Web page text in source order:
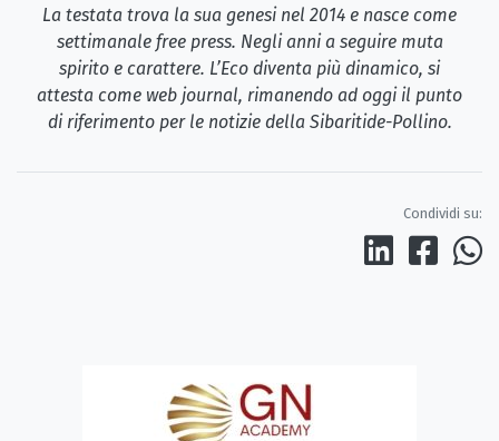
La testata trova la sua genesi nel 2014 e nasce come
settimanale free press. Negli anni a seguire muta
spirito e carattere. L’Eco diventa più dinamico, si
attesta come web journal, rimanendo ad oggi il punto
di riferimento per le notizie della Sibaritide-Pollino.
Condividi su: